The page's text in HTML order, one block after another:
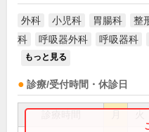
外科 小児科 胃腸科 整
科
呼吸器外科 呼吸器科
もっと見る
診療/受付時間・休診日